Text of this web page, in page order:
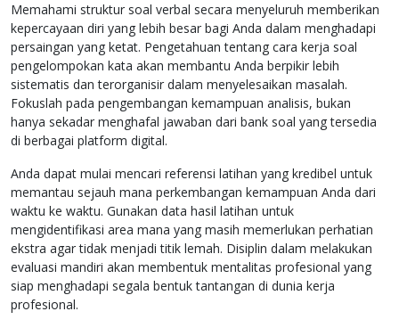
Memahami struktur soal verbal secara menyeluruh memberikan
kepercayaan diri yang lebih besar bagi Anda dalam menghadapi
persaingan yang ketat. Pengetahuan tentang cara kerja soal
pengelompokan kata akan membantu Anda berpikir lebih
sistematis dan terorganisir dalam menyelesaikan masalah.
Fokuslah pada pengembangan kemampuan analisis, bukan
hanya sekadar menghafal jawaban dari bank soal yang tersedia
di berbagai platform digital.
Anda dapat mulai mencari referensi latihan yang kredibel untuk
memantau sejauh mana perkembangan kemampuan Anda dari
waktu ke waktu. Gunakan data hasil latihan untuk
mengidentifikasi area mana yang masih memerlukan perhatian
ekstra agar tidak menjadi titik lemah. Disiplin dalam melakukan
evaluasi mandiri akan membentuk mentalitas profesional yang
siap menghadapi segala bentuk tantangan di dunia kerja
profesional.